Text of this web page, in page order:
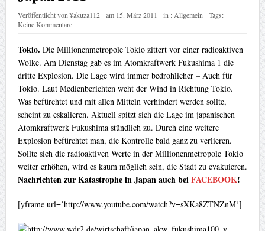
Veröffentlicht von¥akuza112 am 15. März 2011 in : Allgemein
Tags:
Keine Kommentare
Tokio. Die Millionenmetropole Tokio zittert vor einer radioaktiven
Wolke. Am Dienstag gab es im Atomkraftwerk Fukushima 1 die
dritte Explosion. Die Lage wird immer bedrohlicher – Auch für
Tokio. Laut Medienberichten weht der Wind in Richtung Tokio.
Was befürchtet und mit allen Mitteln verhindert werden sollte,
scheint zu eskalieren. Aktuell spitzt sich die Lage im japanischen
Atomkraftwerk Fukushima stündlich zu. Durch eine weitere
Explosion befürchtet man, die Kontrolle bald ganz zu verlieren.
Sollte sich die radioaktiven Werte in der Millionenmetropole Tokio
weiter erhöhen, wird es kaum möglich sein, die Stadt zu evakuieren.
Nachrichten zur Katastrophe in Japan auch beiFACEBOOK!
[yframe url=’http://www.youtube.com/watch?v=sXKa8ZTNZnM‘]